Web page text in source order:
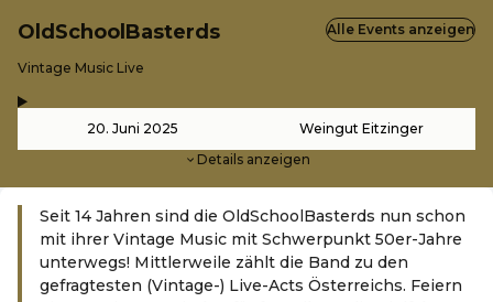
OldSchoolBasterds
-
Vintage Music Live
20. Juni 2025 Weingut Eitzinger
Details anzeigen
Alle Events anzeigen
Seit 14 Jahren sind die OldSchoolBasterds nun schon
mit ihrer Vintage Music mit Schwerpunkt 50er-Jahre
unterwegs! Mittlerweile zählt die Band zu den
gefragtesten (Vintage-) Live-Acts Österreichs. Feiern